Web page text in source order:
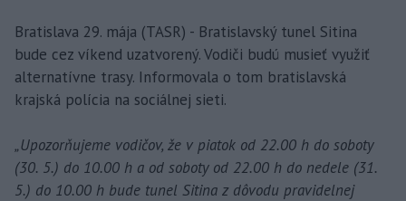
Bratislava 29. mája (TASR) - Bratislavský tunel Sitina
bude cez víkend uzatvorený. Vodiči budú musieť využiť
alternatívne trasy. Informovala o tom bratislavská
krajská polícia na sociálnej sieti.
„Upozorňujeme vodičov, že v piatok od 22.00 h do soboty
(30. 5.) do 10.00 h a od soboty od 22.00 h do nedele (31.
5.) do 10.00 h bude tunel Sitina z dôvodu pravidelnej